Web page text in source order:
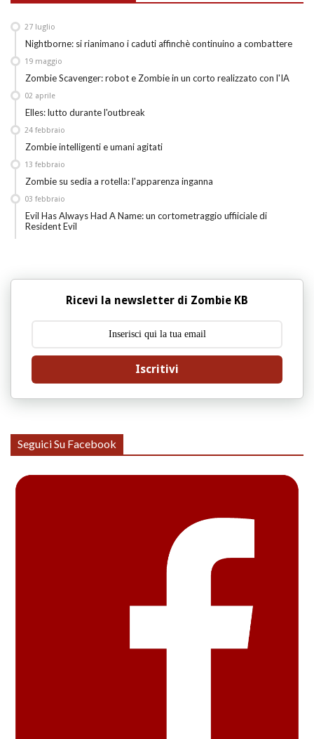
Nightborne: si rianimano i caduti affinchè continuino a combattere
27 luglio
Zombie Scavenger: robot e Zombie in un corto realizzato con l'IA
19 maggio
Elles: lutto durante l'outbreak
02 aprile
Zombie intelligenti e umani agitati
24 febbraio
Zombie su sedia a rotella: l'apparenza inganna
13 febbraio
Evil Has Always Had A Name: un cortometraggio uffiiciale di
Resident Evil
03 febbraio
Ricevi la newsletter di Zombie KB
Iscritivi
Seguici Su Facebook